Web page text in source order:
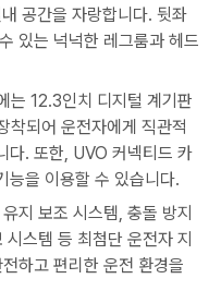
공간을 자랑합니다. 뒷좌
있는 넉넉한 레그룸과 헤드
는 12.3인치 디지털 계기판
착되어 운전자에게 직관적
다. 또한, UVO 커넥티드 카
능을 이용할 수 있습니다.
지 보조 시스템, 충돌 방지
스템 등 최첨단 운전자 지
하고 편리한 운전 환경을